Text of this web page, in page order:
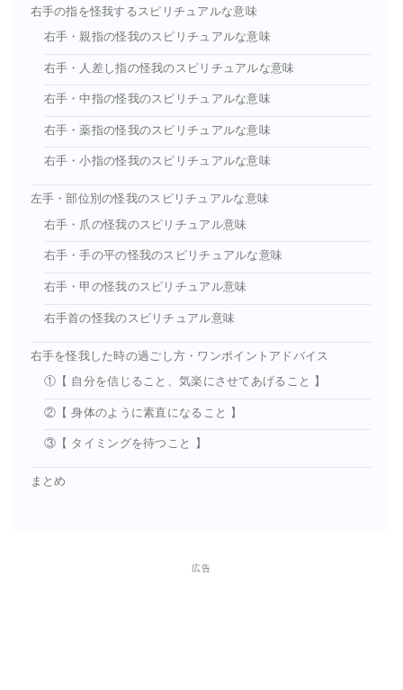
右手の指を怪我するスピリチュアルな意味
右手・親指の怪我のスピリチュアルな意味
右手・人差し指の怪我のスピリチュアルな意味
右手・中指の怪我のスピリチュアルな意味
右手・薬指の怪我のスピリチュアルな意味
右手・小指の怪我のスピリチュアルな意味
左手・部位別の怪我のスピリチュアルな意味
右手・爪の怪我のスピリチュアル意味
右手・手の平の怪我のスピリチュアルな意味
右手・甲の怪我のスピリチュアル意味
右手首の怪我のスピリチュアル意味
右手を怪我した時の過ごし方・ワンポイントアドバイス
①【 自分を信じること、気楽にさせてあげること 】
②【 身体のように素直になること 】
③【 タイミングを待つこと 】
まとめ
広告